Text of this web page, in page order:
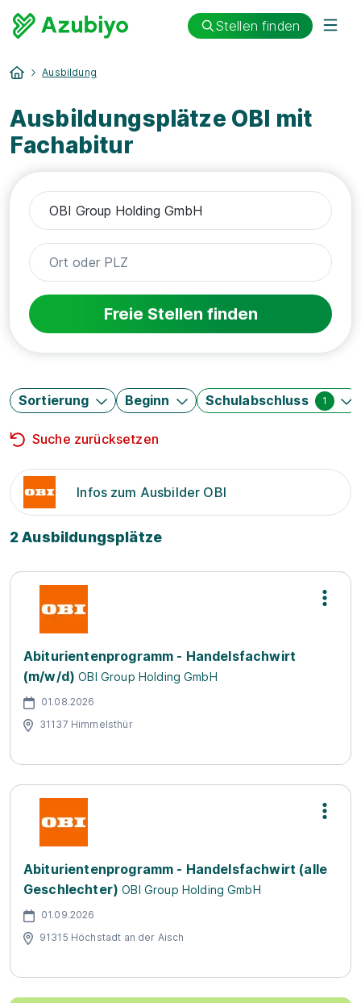
Stellen finden
Ausbildung
Ausbildungsplätze OBI mit
Fachabitur
Freie Stellen finden
Sortierung Beginn Schulabschluss 1
Suche zurücksetzen
Infos zum Ausbilder OBI
2 Ausbildungsplätze
Abiturientenprogramm - Handelsfachwirt
(m/w/d) OBI Group Holding GmbH
01.08.2026
31137 Himmelsthür
Abiturientenprogramm - Handelsfachwirt (alle
Geschlechter) OBI Group Holding GmbH
01.09.2026
91315 Höchstadt an der Aisch